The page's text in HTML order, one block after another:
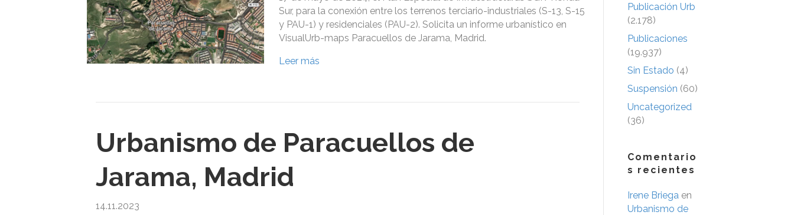
Sur, para la conexión entre los terrenos terciario-industriales (S-13, S-15
y PAU-1) y residenciales (PAU-2). Solicita un informe urbanístico en
VisualUrb-maps Paracuellos de Jarama, Madrid.
Leer más
Urbanismo de Paracuellos de
Jarama, Madrid
14.11.2023
Publicación Urb
(2.178)
Publicaciones
(19.937)
Sin Estado (4)
Suspensión (60)
Uncategorized
(36)
Comentario
s recientes
Irene Briega en
Urbanismo de